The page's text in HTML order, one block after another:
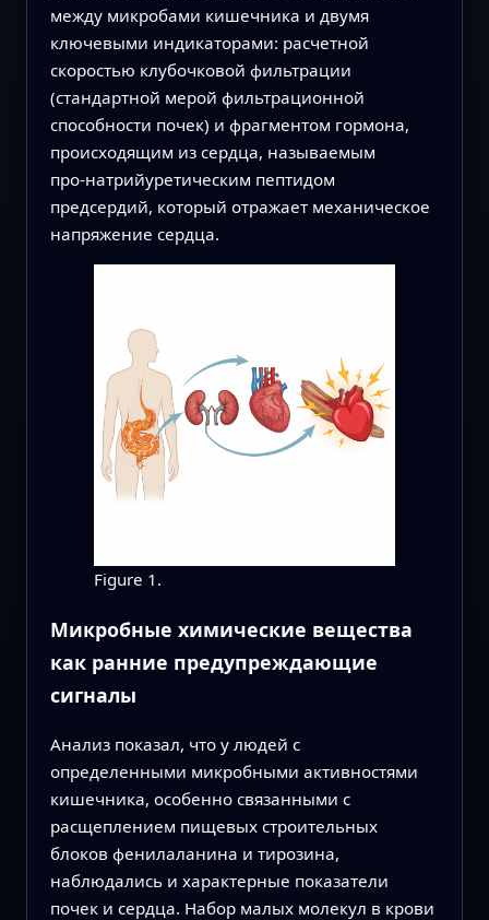
между микробами кишечника и двумя
ключевыми индикаторами: расчетной
скоростью клубочковой фильтрации
(стандартной мерой фильтрационной
способности почек) и фрагментом гормона,
происходящим из сердца, называемым
про‑натрийуретическим пептидом
предсердий, который отражает механическое
напряжение сердца.
Figure 1.
Микробные химические вещества
как ранние предупреждающие
сигналы
Анализ показал, что у людей с
определенными микробными активностями
кишечника, особенно связанными с
расщеплением пищевых строительных
блоков фенилаланина и тирозина,
наблюдались и характерные показатели
почек и сердца. Набор малых молекул в крови